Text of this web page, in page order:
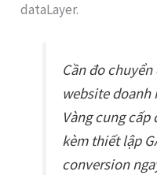
dataLayer.
Cần đo
website doanh
Vàng cung
kèm thiết lập
conversion